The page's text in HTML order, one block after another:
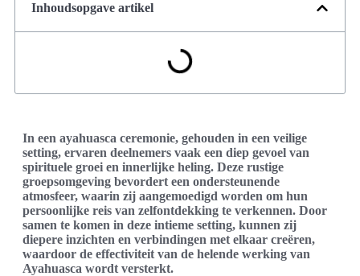
Inhoudsopgave artikel
In een ayahuasca ceremonie, gehouden in een veilige
setting, ervaren deelnemers vaak een diep gevoel van
spirituele groei en innerlijke heling. Deze rustige
groepsomgeving bevordert een ondersteunende
atmosfeer, waarin zij aangemoedigd worden om hun
persoonlijke reis van zelfontdekking te verkennen. Door
samen te komen in deze intieme setting, kunnen zij
diepere inzichten en verbindingen met elkaar creëren,
waardoor de effectiviteit van de helende werking van
Ayahuasca wordt versterkt.